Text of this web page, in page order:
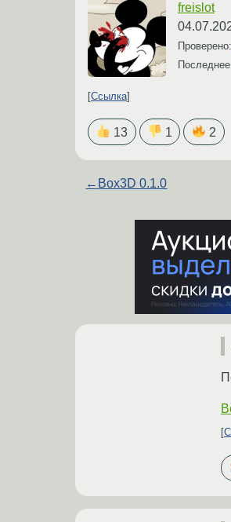
freislot
Проверено:
Ссылка
13 1 2
← Box3D 0.1.0